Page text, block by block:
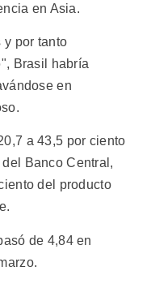
en Asia.
y por tanto
Brasil habría
en
a 43,5 por ciento
Banco Central,
del producto
de 4,84 en